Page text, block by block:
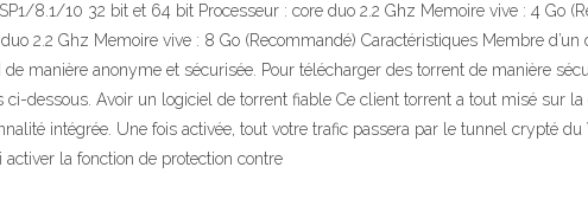
8.1/10 32 bit et 64 bit Processeur : core duo 2.2 Ghz Memoire vive : 4 Go
2.2 Ghz Memoire vive : 8 Go (Recommandé) Caractéristiques Membre
manière anonyme et sécurisée. Pour télécharger des torrent de manière
dessous. Avoir un logiciel de torrent fiable Ce client torrent a tout misé sur
intégrée. Une fois activée, tout votre trafic passera par le tunnel crypté
activer la fonction de protection contre